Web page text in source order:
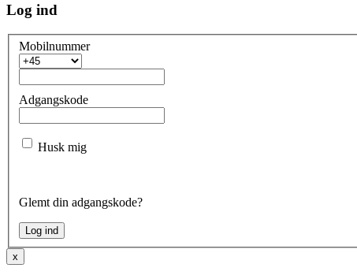
Log ind
Mobilnummer
Adgangskode
Husk mig
Glemt din adgangskode?
x